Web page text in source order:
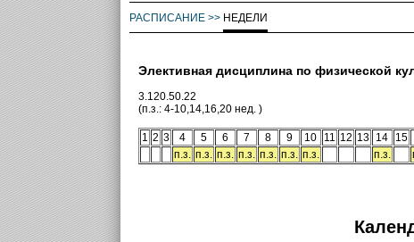
РАСПИСАНИЕ>> НЕДЕЛИ
Элективная дисциплина по физической
3.120.50.22
(п.з.: 4-10,14,16,20 нед. )
1 2 3 4 5 6 7 8 9 10 11 12 13 14 15
п.з. п.з. п.з. п.з. п.з. п.з. п.з. п.з.